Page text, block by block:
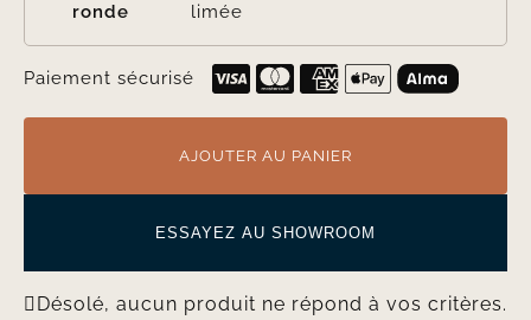
ronde
limée
Paiement sécurisé
AJOUTER AU PANIER
ESSAYEZ AU SHOWROOM
Désolé, aucun produit ne répond à vos critères.